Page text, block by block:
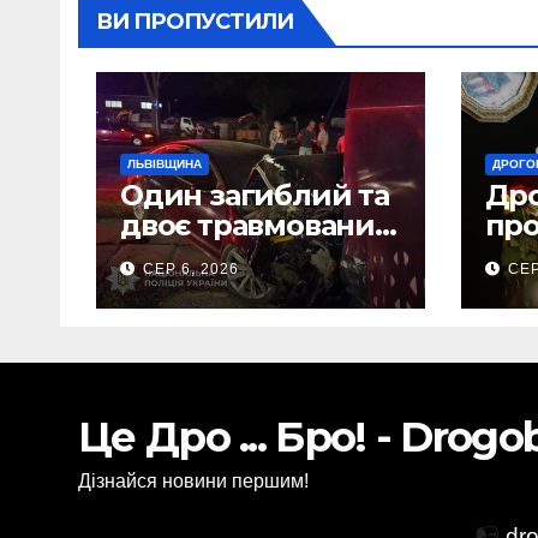
ВИ ПРОПУСТИЛИ
ЛЬВІВЩИНА
Один загиблий та
двоє травмованих
внаслідок ДТП на
Самбірщині
СЕР 6, 2026
Це Дро ... Бро! -
Дізнайся новини першим!